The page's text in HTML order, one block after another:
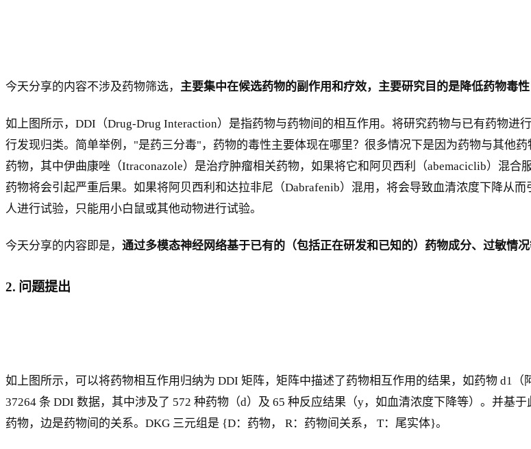
今天分享的内容不涉及药物筛选， 主要集中在候选药物的副作用和疗效，主要研究目的是降低药物毒性
如上图所示，DDI（Drug-Drug Interaction）是指药物与药物间的相互作用。将研究药物与已有药物
行发现归类。简单举例，"是药三分毒"，药物的毒性主要体现在哪里？很多情况下是因为药物与其他
药物，其中伊曲康唑（Itraconazole）是治疗肿瘤相关药物，如果将它和阿贝西利（abemaciclib）混
药物将会引起严重后果。如果将阿贝西利和达拉非尼（Dabrafenib）混用，将会导致血清浓度下降从
人进行试验，只能用小白鼠或其他动物进行试验。
今天分享的内容即是， 通过多模态神经网络基于已有的（包括正在研发和已知的）药物成分、过敏情
2. 问题提出
如上图所示，可以将药物相互作用归纳为 DDI 矩阵，矩阵中描述了药物相互作用的结果，如药物 d1
37264 条 DDI 数据，其中涉及了 572 种药物（d）及 65 种反应结果（y，如血清浓度下降等）。并基
药物，边是药物间的关系。DKG 三元组是 {D：药物， R：药物间关系， T：尾实体}。